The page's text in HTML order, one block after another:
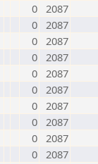
0 2087
0 2087
0 2087
0 2087
0 2087
0 2087
0 2087
0 2087
0 2087
0 2087